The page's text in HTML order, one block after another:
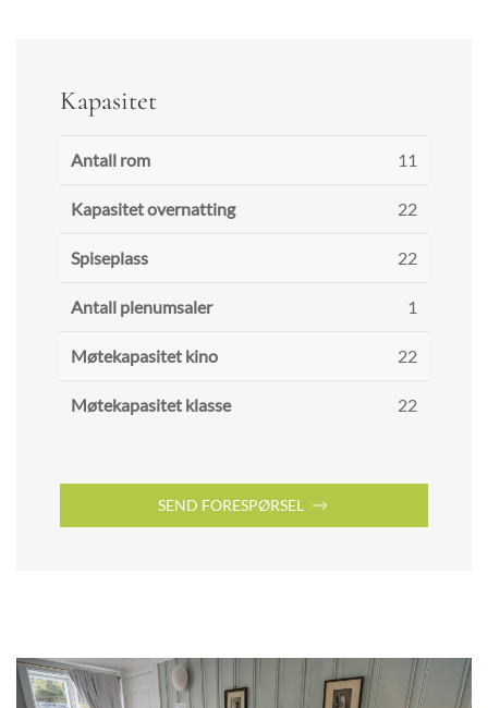
Kapasitet
Antall rom 11
Kapasitet overnatting 22
Spiseplass 22
Antall plenumsaler 1
Møtekapasitet kino 22
Møtekapasitet klasse 22
SEND FORESPØRSEL